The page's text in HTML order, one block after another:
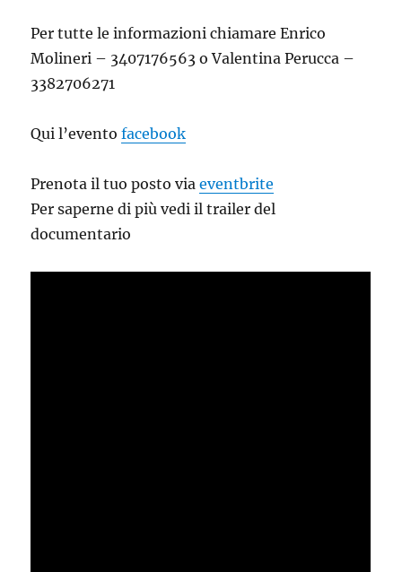
Per tutte le informazioni chiamare Enrico
Molineri – 3407176563 o Valentina Perucca –
3382706271
Qui l’eventofacebook
Prenota il tuo posto viaeventbrite
Per saperne di più vedi il trailer del
documentario